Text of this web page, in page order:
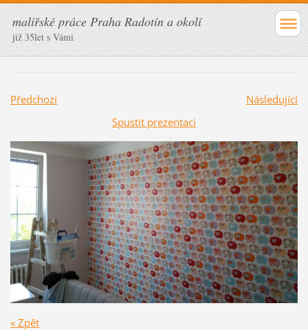
malířské práce Praha Radotín a okolí
již 35let s Vámi
Předchozí
Následující
Spustit prezentaci
« Zpět